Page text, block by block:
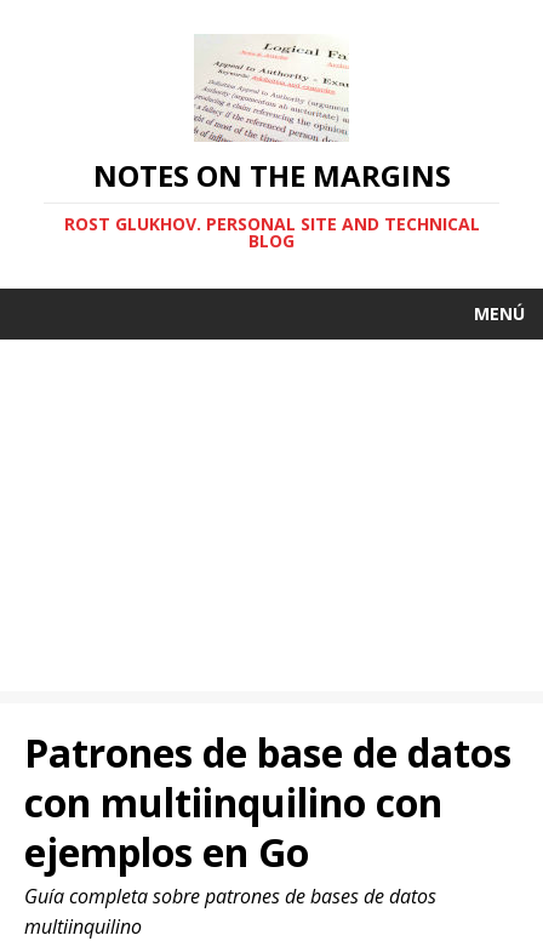
NOTES ON THE MARGINS
ROST GLUKHOV. PERSONAL SITE AND TECHNICAL
BLOG
MENÚ
Patrones de base de datos
con multiinquilino con
ejemplos en Go
Guía completa sobre patrones de bases de datos
multiinquilino